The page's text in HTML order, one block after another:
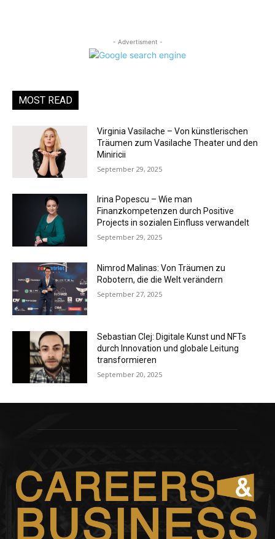
- Advertisment -
MOST READ
Virginia Vasilache – Von künstlerischen
Träumen zum Vasilache Theater und den
Miniricii
September 29, 2025
Irina Popescu – Wie man
Finanzkompetenzen durch Positive
Projects in sozialen Einfluss verwandelt
September 29, 2025
Nimrod Malinas: Von Träumen zu
Robotern, die die Welt verändern
September 27, 2025
Sebastian Clej: Digitale Kunst und NFTs
durch Innovation und globale Leitung
transformieren
September 20, 2025